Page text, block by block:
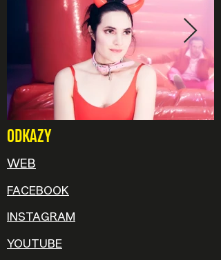
ODKAZY
WEB
FACEBOOK
INSTAGRAM
YOUTUBE